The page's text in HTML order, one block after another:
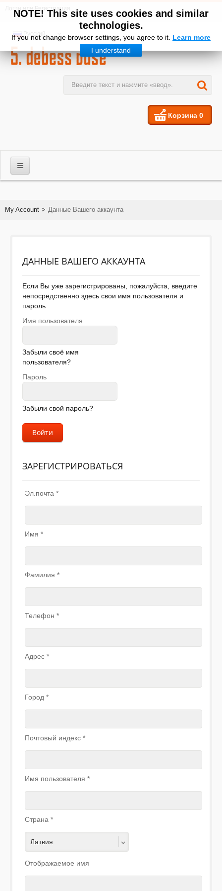
NOTE! This site uses cookies and similar
technologies.
If you not change browser settings, you agree to it. Learn more
I understand
Логин илиРегистрация
Русский
Корзина 0
АКЦИИ
My Account > Данные Вашего аккаунта
ДАННЫЕ ВАШЕГО АККАУНТА
Если Вы уже зарегистрированы, пожалуйста, введите
непосредственно здесь свои имя пользователя и
пароль
Имя пользователя
Забыли своё имя
пользователя?
Пароль
Забыли свой пароль?
Войти
ЗАРЕГИСТРИРОВАТЬСЯ
Эл.почта *
Имя *
Фамилия *
Телефон *
Адрес *
Город *
Почтовый индекс *
Имя пользователя *
Страна *
Латвия
Отображаемое имя